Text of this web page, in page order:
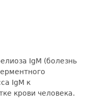
IgМ (болезнь
IgМ к
крови человека.